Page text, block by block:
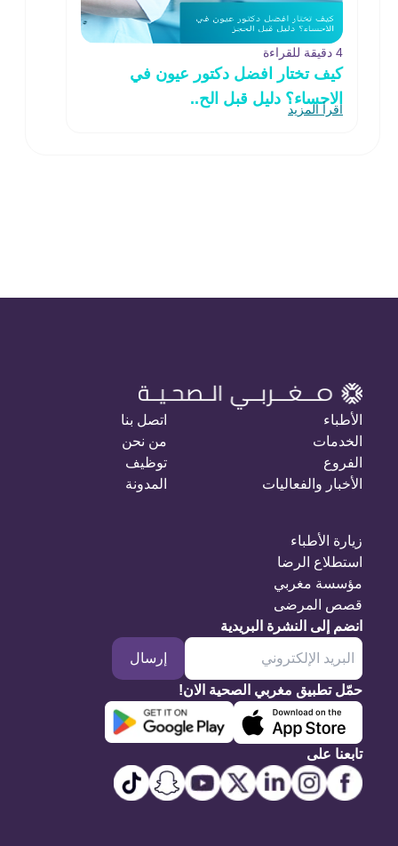
4 دقيقة للقراءة
كيف تختار افضل دكتور عيون في
الاحساء؟ دليل قبل الح..
اقرأ المزيد
الأطباء
الخدمات
الفروع
الأخبار والفعاليات
اتصل بنا
من نحن
توظيف
المدونة
زيارة الأطباء
استطلاع الرضا
مؤسسة مغربي
قصص المرضى
انضم إلى النشرة البريدية
إرسال
حمّل تطبيق مغربي الصحية الان!
تابعنا على